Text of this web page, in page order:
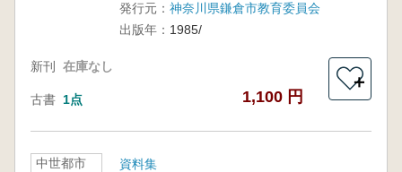
発行元： 神奈川県鎌倉市教育委員会
出版年： 1985/
新刊 在庫なし
古書 1点 1,100 円
＋
中世都市
資料集